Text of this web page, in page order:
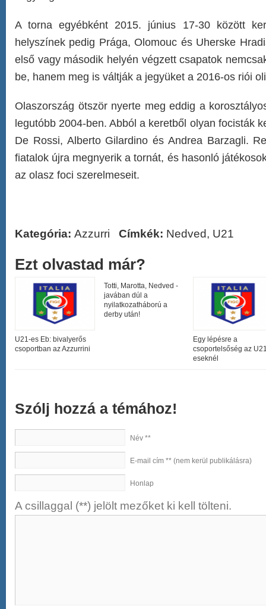
A torna egyébként 2015. június 17-30 között
helyszínek pedig Prága, Olomouc és Uherske
első vagy második helyén végzett csapatok
be, hanem meg is váltják a jegyüket a 2016-os riói
Olaszország ötször nyerte meg eddig a
legutóbb 2004-ben. Abból a keretből olyan focisták
De Rossi, Alberto Gilardino és Andrea Barzagli.
fiatalok újra megnyerik a tornát, és hasonló
az olasz foci szerelmeseit.
Kategória: Azzurri Címkék: Nedved, U21
Ezt olvastad már?
U21-es Eb: bivalyerős
csoportban az Azzurrini
Totti, Marotta, Nedved -
javában dúl a
nyilatkozatháború a
derby után!
Egy lépésre a
csoportelsőség az
eseknél
Szólj hozzá a témához!
Név **
E-mail cím ** (nem kerül publikálásra)
Honlap
A csillaggal (**) jelölt mezőket ki kell tölteni.